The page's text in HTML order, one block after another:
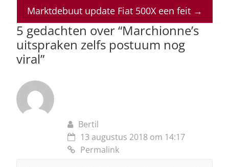
p
p
o
o
k
n s
Marktdebuut update Fiat 500X een feit →
5 gedachten over “Marchionne’s
uitspraken zelfs postuum nog
viral”
Bertil
13 augustus 2018 om 14:17
Permalink